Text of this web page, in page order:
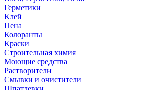
Герметики
Клей
Пена
Колоранты
Краски
Строительная химия
Моющие средства
Растворители
Смывки и очистители